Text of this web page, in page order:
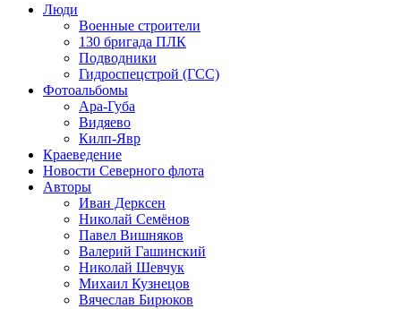
Люди
Военные строители
130 бригада ПЛК
Подводники
Гидроспецстрой (ГСС)
Фотоальбомы
Ара-Губа
Видяево
Килп-Явр
Краеведение
Новости Северного флота
Авторы
Иван Дерксен
Николай Семёнов
Павел Вишняков
Валерий Гашинский
Николай Шевчук
Михаил Кузнецов
Вячеслав Бирюков